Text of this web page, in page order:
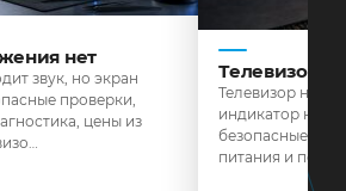
нет
звук, но экран
проверки,
цены из
Телевизор
Телевизор не
индикатор не
безопасные
питания и